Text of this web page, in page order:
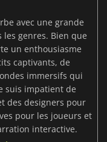
avec une grande
genres. Bien que
un enthousiasme
captivants, de
immersifs qui
suis impatient de
des designers pour
pour les joueurs et
interactive.